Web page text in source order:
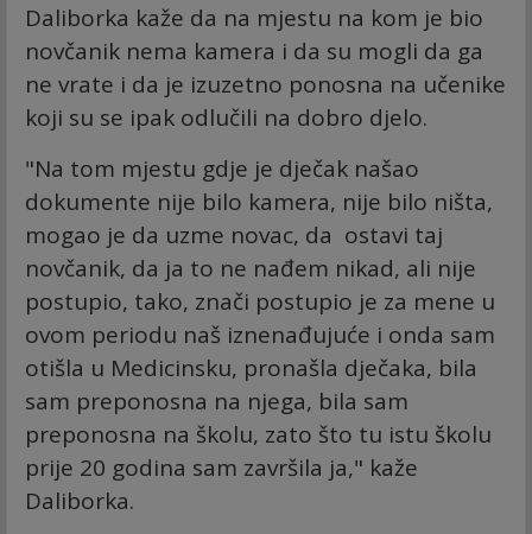
Daliborka kaže da na mjestu na kom je bio
novčanik nema kamera i da su mogli da ga
ne vrate i da je izuzetno ponosna na učenike
koji su se ipak odlučili na dobro djelo.
"Na tom mjestu gdje je dječak našao
dokumente nije bilo kamera, nije bilo ništa,
mogao je da uzme novac, da ostavi taj
novčanik, da ja to ne nađem nikad, ali nije
postupio, tako, znači postupio je za mene u
ovom periodu naš iznenađujuće i onda sam
otišla u Medicinsku, pronašla dječaka, bila
sam preponosna na njega, bila sam
preponosna na školu, zato što tu istu školu
prije 20 godina sam završila ja," kaže
Daliborka.